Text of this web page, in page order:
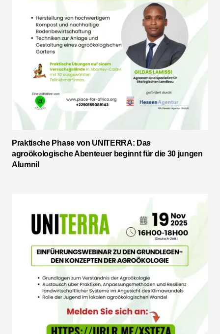
Praktische Phase von UNITERRA: Das
agroökologische Abenteuer beginnt für die 30 jungen
Alumni!